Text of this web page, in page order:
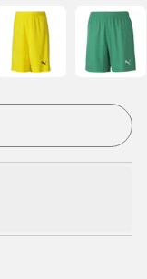
dig som medlem